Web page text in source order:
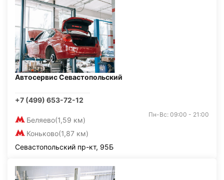
Автосервис Севастопольский
+7 (499) 653-72-12
Беляево(1,59 км)
Коньково(1,87 км)
Пн-Вс: 09:00 - 21:00
Севастопольский пр-кт, 95Б